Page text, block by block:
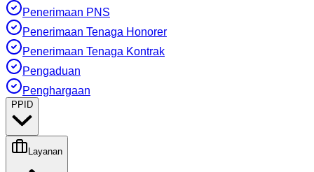
Penerimaan PNS
Penerimaan Tenaga Honorer
Penerimaan Tenaga Kontrak
Pengaduan
Penghargaan
PPID
Layanan